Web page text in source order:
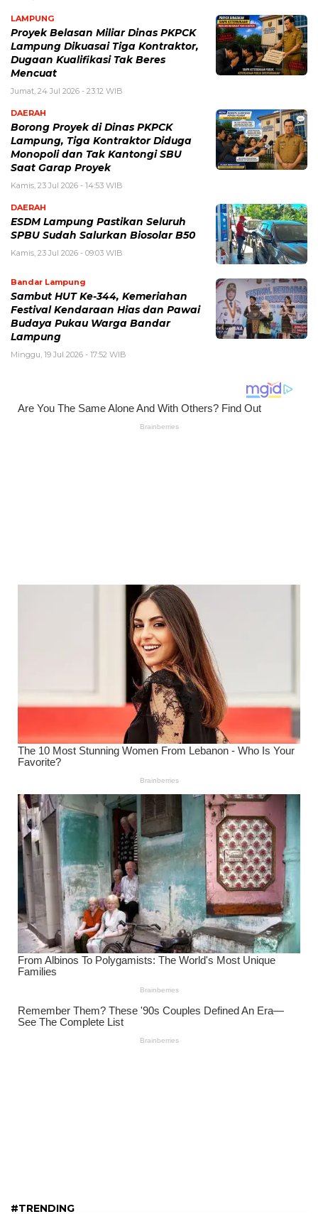
LAMPUNG
Proyek Belasan Miliar Dinas PKPCK
Lampung Dikuasai Tiga Kontraktor,
Dugaan Kualifikasi Tak Beres
Mencuat
Jumat, 24 Jul 2026 - 23:12 WIB
DAERAH
Borong Proyek di Dinas PKPCK
Lampung, Tiga Kontraktor Diduga
Monopoli dan Tak Kantongi SBU
Saat Garap Proyek
Kamis, 23 Jul 2026 - 14:53 WIB
DAERAH
ESDM Lampung Pastikan Seluruh
SPBU Sudah Salurkan Biosolar B50
Kamis, 23 Jul 2026 - 09:03 WIB
Bandar Lampung
Sambut HUT Ke-344, Kemeriahan
Festival Kendaraan Hias dan Pawai
Budaya Pukau Warga Bandar
Lampung
Minggu, 19 Jul 2026 - 17:52 WIB
#TRENDING